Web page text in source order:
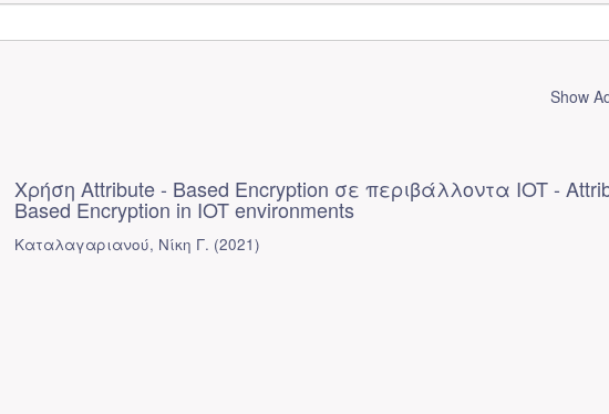
Show
Χρήση Attribute - Based Encryption σε περιβάλλοντα IOT -
Based Encryption in IOT environments
Καταλαγαριανού, Νίκη Γ. (2021)